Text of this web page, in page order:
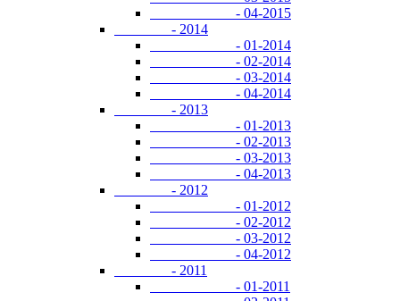
- 04-2015
- 2014
- 01-2014
- 02-2014
- 03-2014
- 04-2014
- 2013
- 01-2013
- 02-2013
- 03-2013
- 04-2013
- 2012
- 01-2012
- 02-2012
- 03-2012
- 04-2012
- 2011
- 01-2011